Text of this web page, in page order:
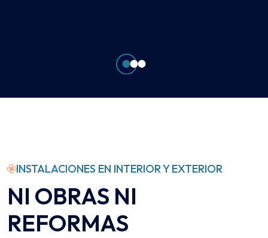
INSTALACIONES EN INTERIOR Y EXTERIOR
NI OBRAS NI
REFORMAS